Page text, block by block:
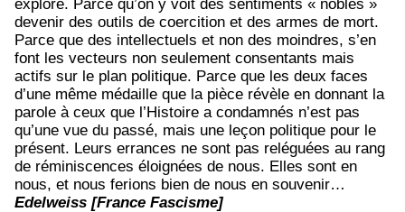
explore. Parce qu’on y voit des sentiments « nobles »
devenir des outils de coercition et des armes de mort.
Parce que des intellectuels et non des moindres, s’en
font les vecteurs non seulement consentants mais
actifs sur le plan politique. Parce que les deux faces
d’une même médaille que la pièce révèle en donnant la
parole à ceux que l’Histoire a condamnés n’est pas
qu’une vue du passé, mais une leçon politique pour le
présent. Leurs errances ne sont pas reléguées au rang
de réminiscences éloignées de nous. Elles sont en
nous, et nous ferions bien de nous en souvenir…
Edelweiss [France Fascisme]